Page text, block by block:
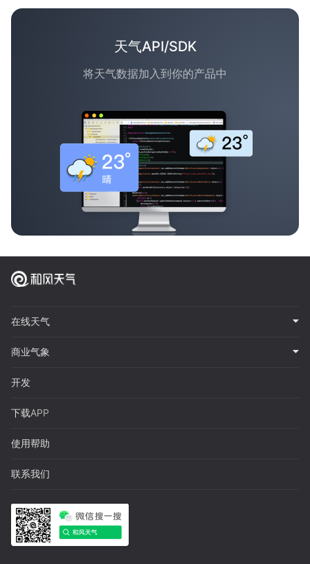
天气API/SDK
将天气数据加入到你的产品中
在线天气
商业气象
开发
下载APP
使用帮助
联系我们